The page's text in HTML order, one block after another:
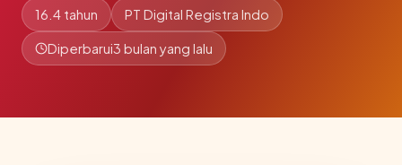
16.4 tahun PT Digital Registra Indo
Diperbarui3 bulan yang lalu